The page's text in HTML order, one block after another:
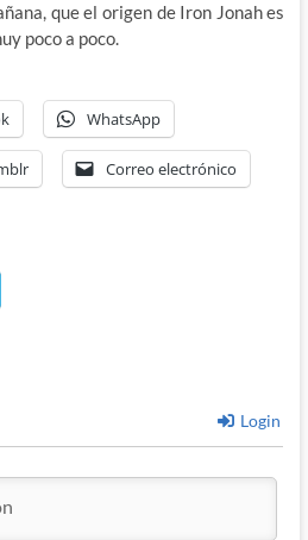
que el origen de Iron Jonah es
poco a poco.
WhatsApp
Correo electrónico
Login